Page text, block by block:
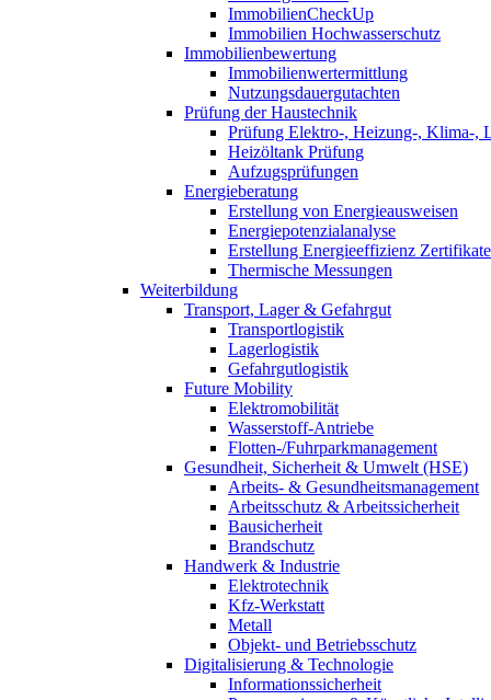
ImmobilienCheckUp
Immobilien Hochwasserschutz
Immobilienbewertung
Immobilienwertermittlung
Nutzungsdauergutachten
Prüfung der Haustechnik
Prüfung Elektro-, Heizung-, Klima-,
Heizöltank Prüfung
Aufzugsprüfungen
Energieberatung
Erstellung von Energieausweisen
Energiepotenzialanalyse
Erstellung Energieeffizienz Zertifikate
Thermische Messungen
Weiterbildung
Transport, Lager & Gefahrgut
Transportlogistik
Lagerlogistik
Gefahrgutlogistik
Future Mobility
Elektromobilität
Wasserstoff-Antriebe
Flotten-/Fuhrparkmanagement
Gesundheit, Sicherheit & Umwelt (HSE)
Arbeits- & Gesundheitsmanagement
Arbeitsschutz & Arbeitssicherheit
Bausicherheit
Brandschutz
Handwerk & Industrie
Elektrotechnik
Kfz-Werkstatt
Metall
Objekt- und Betriebsschutz
Digitalisierung & Technologie
Informationssicherheit